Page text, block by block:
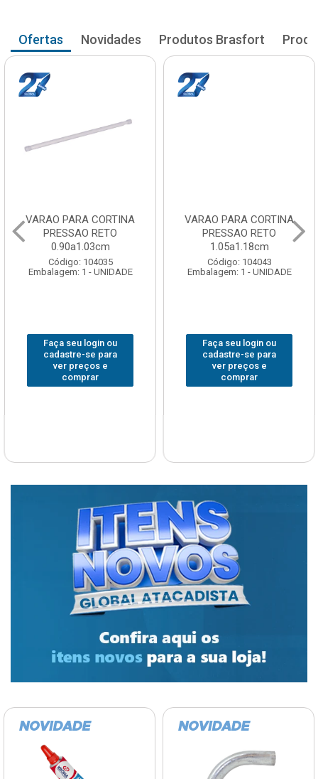
Ofertas Novidades Produtos Brasfort
VARAO PARA CORTINA
PRESSAO RETO
0.90a1.03cm
Código: 104035
Embalagem: 1 - UNIDADE
Faça seu login ou
cadastre-se para
ver preços e
comprar
VARAO PARA CORTINA
PRESSAO RETO
1.05a1.18cm
Código: 104043
Embalagem: 1 - UNIDADE
Faça seu login ou
cadastre-se para
ver preços e
comprar